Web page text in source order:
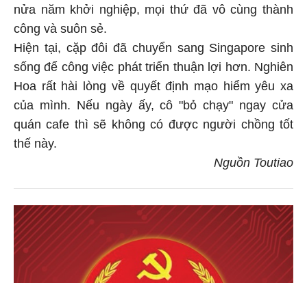
nửa năm khởi nghiệp, mọi thứ đã vô cùng thành
công và suôn sẻ.
Hiện tại, cặp đôi đã chuyển sang Singapore sinh
sống để công việc phát triển thuận lợi hơn. Nghiên
Hoa rất hài lòng về quyết định mạo hiểm yêu xa
của mình. Nếu ngày ấy, cô "bỏ chạy" ngay cửa
quán cafe thì sẽ không có được người chồng tốt
thế này.
Nguồn Toutiao